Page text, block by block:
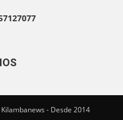
- Desde 2014